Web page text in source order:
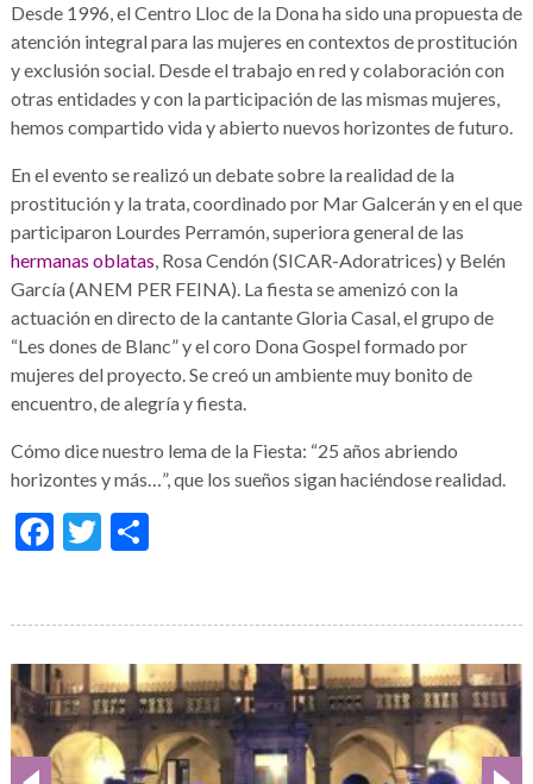
Desde 1996, el Centro Lloc de la Dona ha sido una propuesta de
atención integral para las mujeres en contextos de prostitución
y exclusión social. Desde el trabajo en red y colaboración con
otras entidades y con la participación de las mismas mujeres,
hemos compartido vida y abierto nuevos horizontes de futuro.
En el evento se realizó un debate sobre la realidad de la
prostitución y la trata, coordinado por Mar Galcerán y en el que
participaron Lourdes Perramón, superiora general de las
hermanas oblatas, Rosa Cendón (SICAR-Adoratrices) y Belén
García (ANEM PER FEINA). La fiesta se amenizó con la
actuación en directo de la cantante Gloria Casal, el grupo de
“Les dones de Blanc” y el coro Dona Gospel formado por
mujeres del proyecto. Se creó un ambiente muy bonito de
encuentro, de alegría y fiesta.
Cómo dice nuestro lema de la Fiesta: “25 años abriendo
horizontes y más…”, que los sueños sigan haciéndose realidad.
Facebook
Twitter
Condividi
de
imágenes